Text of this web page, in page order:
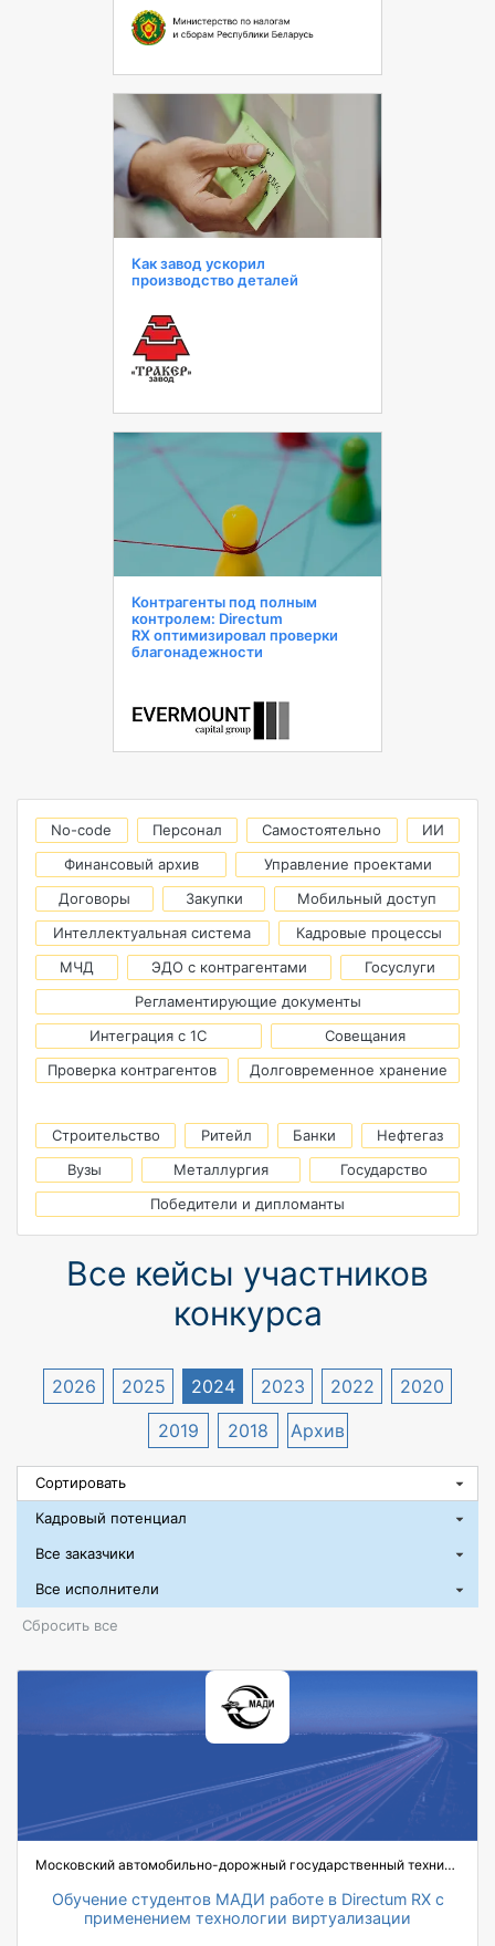
Как завод ускорил
производство деталей
Контрагенты под полным
контролем: Directum
RX оптимизировал проверки
благонадежности
No-code Персонал Самостоятельно
ИИ
Финансовый архив
Управление проектами
Договоры
Закупки
Мобильный доступ
Интеллектуальная система
Кадровые процессы
МЧД
ЭДО с контрагентами
Госуслуги
Регламентирующие документы
Интеграция с 1С
Совещания
Проверка контрагентов
Долговременное хранение
Строительство Ритейл Банки
Нефтегаз
Вузы
Металлургия
Государство
Победители и дипломанты
Все кейсы участников
конкурса
2026 2025 2024 2023 2022
2020
2019
2018 Архив
Сбросить все
Московский автомобильно-дорожный государственный технический университет (МАДИ)
Обучение студентов МАДИ работе в Directum RX с
применением технологии виртуализации